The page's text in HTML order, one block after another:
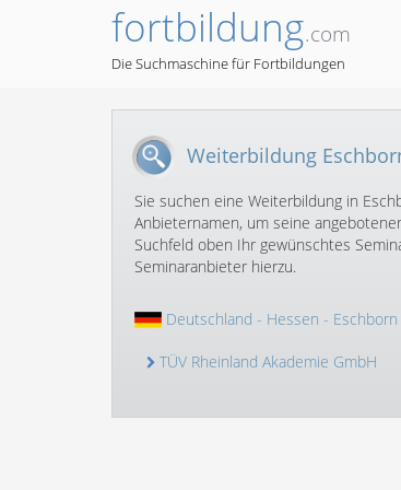
fortbildung.com
Die Suchmaschine für Fortbildungen
Weiterbildung
Sie suchen eine Weiterbildung in
Anbieternamen, um seine
Suchfeld oben Ihr gewünschtes
Seminaranbieter hierzu.
Deutschland - Hessen - Eschborn
TÜV Rheinland Akademie GmbH